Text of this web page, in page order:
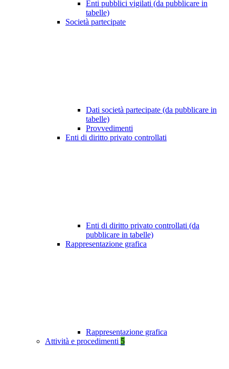
Enti pubblici vigilati (da pubblicare in
tabelle)
Società partecipate
Dati società partecipate (da pubblicare in
tabelle)
Provvedimenti
Enti di diritto privato controllati
Enti di diritto privato controllati (da
pubblicare in tabelle)
Rappresentazione grafica
Rappresentazione grafica
Attività e procedimenti 5